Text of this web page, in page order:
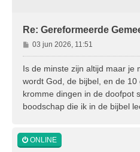
Re: Gereformeerde
B
e
h
t
03 jun 2026, 11:51
Is de minste zijn altijd maar je
wordt God, de bijbel, en de
kromme dingen in de doofpot
boodschap die ik in de bijbel
ONLINE